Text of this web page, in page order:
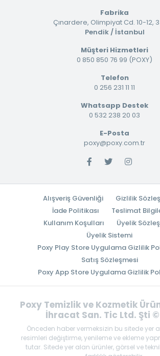
Fabrika
Çınardere, Olimpiyat Cd. 10-12,
Pendik / İstanbul
Müşteri Hizmetleri
0 850 850 76 99 (POXY)
Telefon
0 256 231 11 11
Whatsapp Destek
0 532 238 20 03
E-Posta
poxy@poxy.com.tr
Alışveriş Güvenliği
Gizlilik
İade Politikası
Teslimat
Kullanım Koşulları
Üyelik
Üyelik Sistemi
Poxy Play Store Uygulama Gizlilik
Satış Sözleşmesi
Poxy App Store Uygulama Gizlilik
Poxy Temizlik ve Kozmetik
İhracat San. Tic Ltd. Şti
Önceden haber vermeksizin bu sitede yer
resimleri değiştirme, yenileme ve ekleme
tutar. Sitede yer alan ürünler, görsel ve